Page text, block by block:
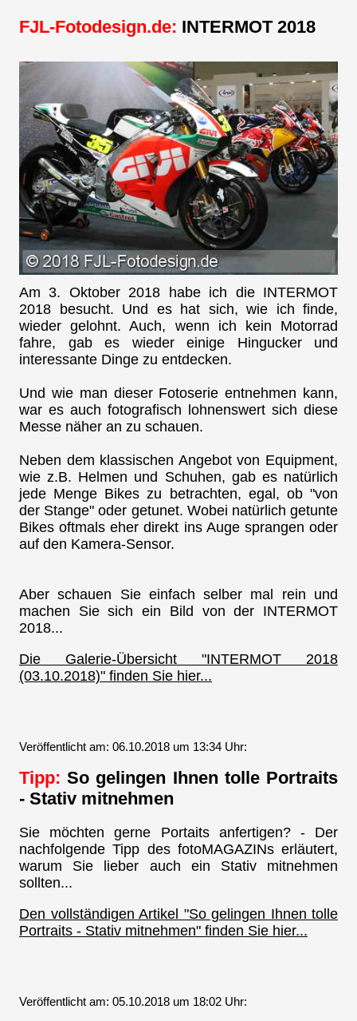
FJL-Fotodesign.de: INTERMOT 2018
Am 3. Oktober 2018 habe ich die INTERMOT
2018 besucht. Und es hat sich, wie ich finde,
wieder gelohnt. Auch, wenn ich kein Motorrad
fahre, gab es wieder einige Hingucker und
interessante Dinge zu entdecken.
Und wie man dieser Fotoserie entnehmen kann,
war es auch fotografisch lohnenswert sich diese
Messe näher an zu schauen.
Neben dem klassischen Angebot von Equipment,
wie z.B. Helmen und Schuhen, gab es natürlich
jede Menge Bikes zu betrachten, egal, ob "von
der Stange" oder getunet. Wobei natürlich getunte
Bikes oftmals eher direkt ins Auge sprangen oder
auf den Kamera-Sensor.
Aber schauen Sie einfach selber mal rein und
machen Sie sich ein Bild von der INTERMOT
2018...
Die Galerie-Übersicht "INTERMOT 2018
(03.10.2018)" finden Sie hier...
Veröffentlicht am: 06.10.2018 um 13:34 Uhr:
Tipp:So gelingen Ihnen tolle Portraits
- Stativ mitnehmen
Sie möchten gerne Portaits anfertigen? - Der
nachfolgende Tipp des fotoMAGAZINs erläutert,
warum Sie lieber auch ein Stativ mitnehmen
sollten...
Den vollständigen Artikel "So gelingen Ihnen tolle
Portraits - Stativ mitnehmen" finden Sie hier...
Veröffentlicht am: 05.10.2018 um 18:02 Uhr: